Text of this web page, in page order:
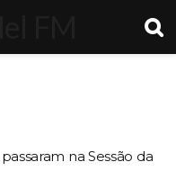
na Sessão da